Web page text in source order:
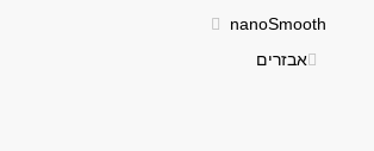
nanoSmooth
אבזרים